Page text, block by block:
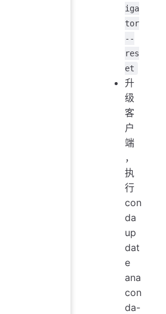
iga
tor
--
res
et
升
级
客
户
端
，
执
行
con
da
up
dat
e
ana
con
da-